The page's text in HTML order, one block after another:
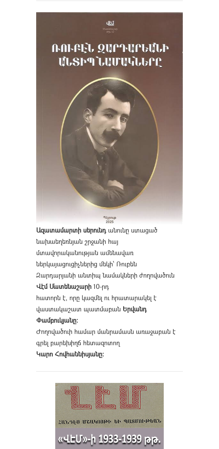
Ազատամարտի սերունդանունը ստացած
նախաեղեռնյան շրջանի հայ
մտավորականության ամենավառ
ներկայացուցիչներից մեկի՝ Ռուբեն
Զարդարյանի անտիպ նամակների ժողովածուն
Վէմ Մատենաշարի 10-րդ
հատորն է, որը կազմել ու հրատարակել է
վաստակաշատ պատմաբան Երվանդ
Փամբուկյանը։
Ժողովածուի համար մանրամասն առաջաբան է
գրել բարեխիղճ հետազոտող
Կարո Հովհաննիսյանը։